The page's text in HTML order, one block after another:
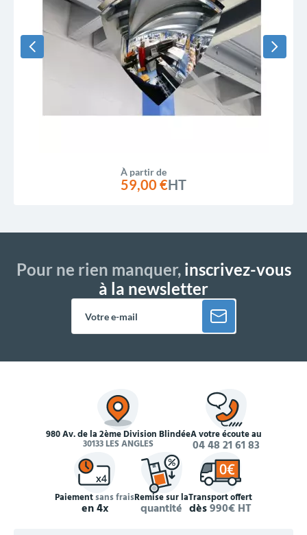
À partir de
59,00 €HT
Pour ne rien manquer,inscrivez-vous
à la newsletter
980 Av. de la 2ème Division Blindée
30133 LES ANGLES
À votre écoute au
04 48 21 61 83
Paiementsans frais
en 4x
Remise sur la
quantité
Transport offert
dès990€ HT